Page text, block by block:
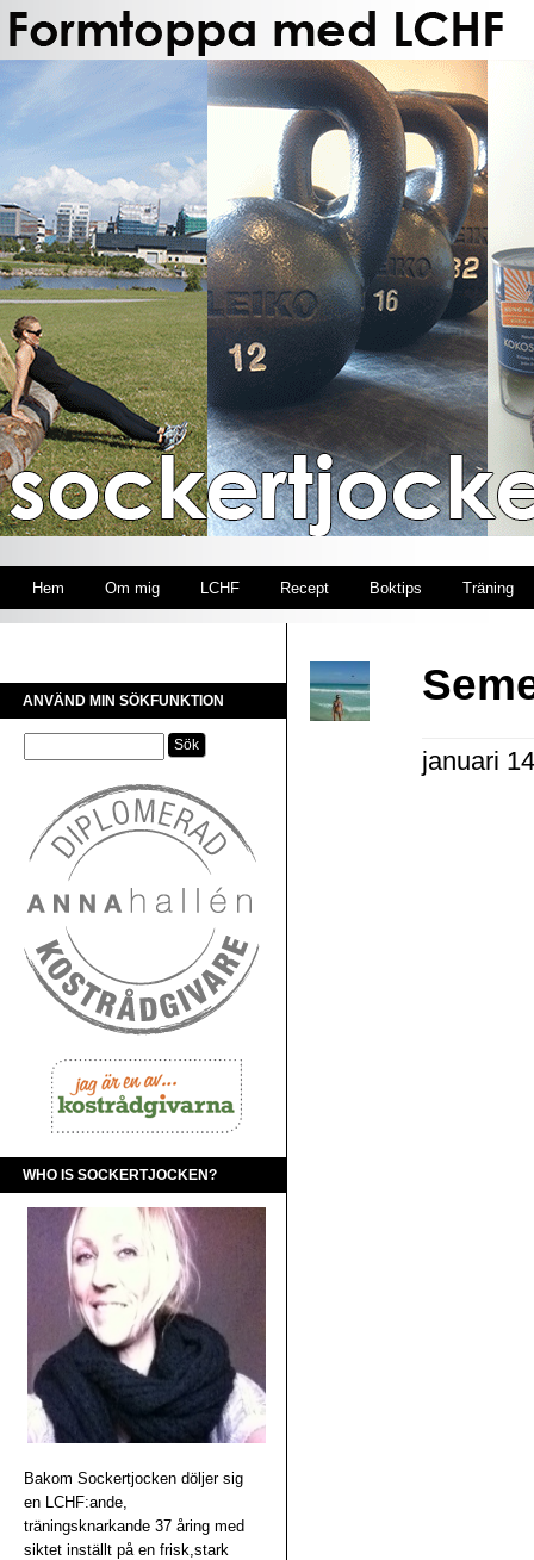
Hem Om mig LCHF Recept Boktips Träning
ANVÄND MIN SÖKFUNKTION
WHO IS SOCKERTJOCKEN?
Bakom Sockertjocken döljer sig
en LCHF:ande,
träningsknarkande 37 åring med
siktet inställt på en frisk,stark
januari